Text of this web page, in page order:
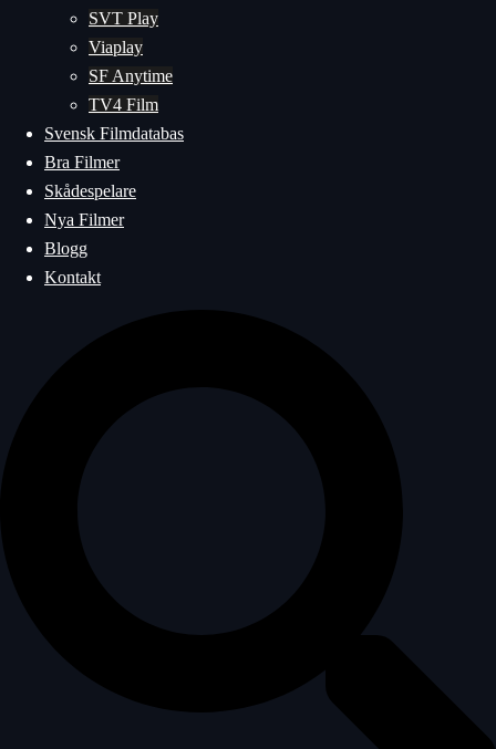
SVT Play
Viaplay
SF Anytime
TV4 Film
Svensk Filmdatabas
Bra Filmer
Skådespelare
Nya Filmer
Blogg
Kontakt